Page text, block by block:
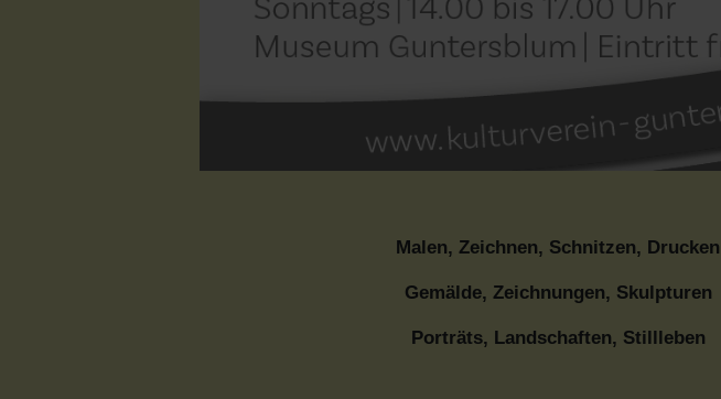
Malen, Zeichnen, Schnitzen, Drucken
Gemälde, Zeichnungen, Skulpturen
Porträts, Landschaften, Stillleben